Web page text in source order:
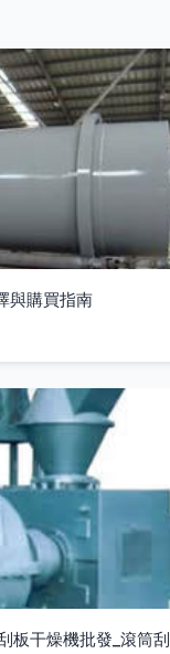
與購買指南
板干燥機批發_滾筒刮